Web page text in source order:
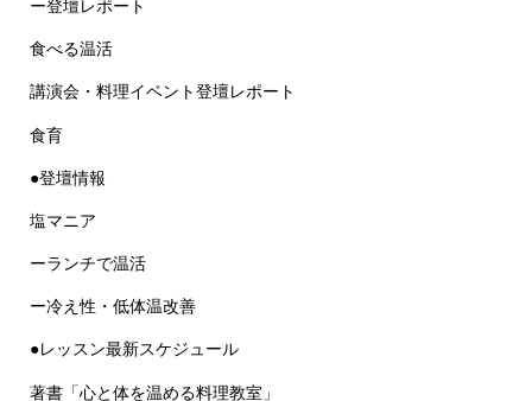
ー登壇レポート
食べる温活
講演会・料理イベント登壇レポート
食育
●登壇情報
塩マニア
ーランチで温活
ー冷え性・低体温改善
●レッスン最新スケジュール
著書「心と体を温める料理教室」